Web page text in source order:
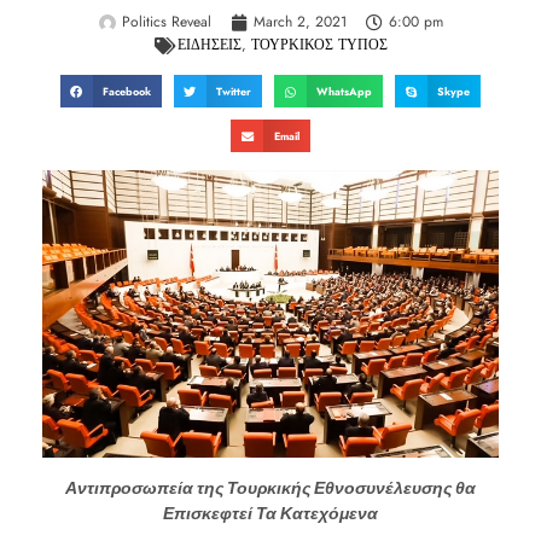
Politics Reveal March 2, 2021
6:00 pm
ΕΙΔΗΣΕΙΣ, ΤΟΥΡΚΙΚΟΣ ΤΥΠΟΣ
Facebook Twitter WhatsApp Skype
Email
Αντιπροσωπεία της Τουρκικής Εθνοσυνέλευσης θα
Επισκεφτεί Τα Κατεχόμενα